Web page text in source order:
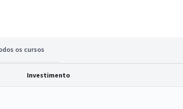
os cursos
Investimento